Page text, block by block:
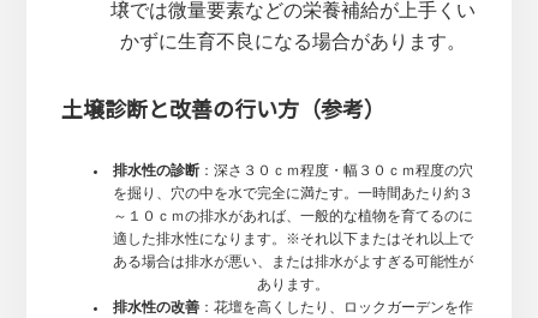
壌では微量要素などの栄養補給が上手くい
かずに生育不良になる場合があります。
土壌診断と改善の行い方（参考）
排水性の診断 ：深さ３０ｃｍ程度・幅３０ｃｍ程度の穴
を掘り、穴の中を水で完全に満たす。一時間あたり約３
～１０ｃｍの排水があれば、一般的な植物を育てるのに
適した排水性になります。※それ以下またはそれ以上で
ある場合は排水が悪い、または排水がよすぎる可能性が
あります。
排水性の改善 ：花壇を高くしたり、ロックガーデンを作